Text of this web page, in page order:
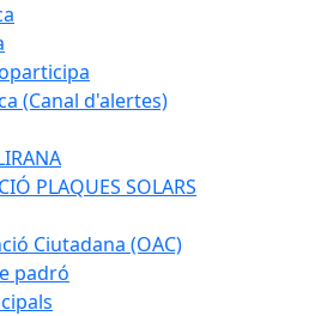
(Canal d'alertes)
PLAQUES SOLARS
Ciutadana (OAC)
padró